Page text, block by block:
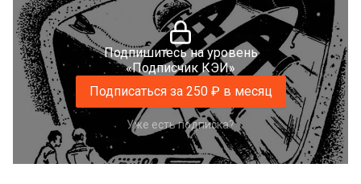
Подпишитесь на уровень
«Подписчик КЭИ»
Подписаться за 250 ₽ в месяц
Уже есть подписка?